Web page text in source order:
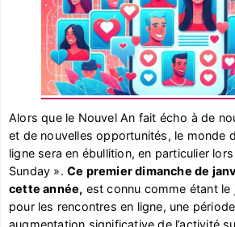
Alors que le Nouvel An fait écho à de
et de nouvelles opportunités, le monde
ligne sera en ébullition, en particulier
Sunday ». Ce premier dimanche de
cette année, est connu comme étant le
pour les rencontres en ligne, une